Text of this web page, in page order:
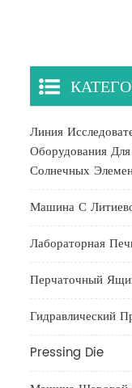
Линия
Оборудования
Солнечных
Машина С
Лабораторная
Перчаточный
Гидравлический
Pressing Die